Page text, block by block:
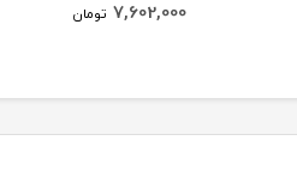
7,602,000 تومان